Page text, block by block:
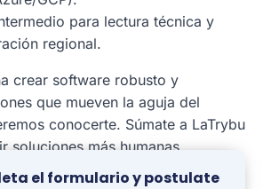
para lectura técnica y
regional.
crear software robusto y
que mueven la aguja del
conocerte. Súmate a LaTrybu
soluciones más humanas,
escalables.
el formulario y postulate